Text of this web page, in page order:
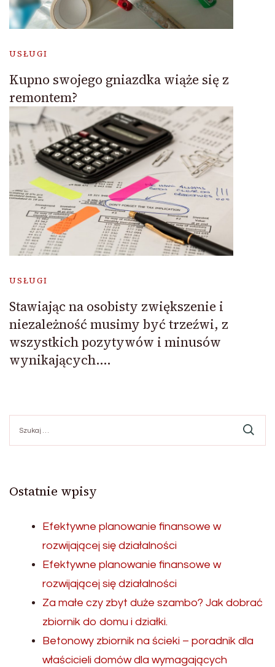
USŁUGI
Kupno swojego gniazdka wiąże się z
remontem?
USŁUGI
Stawiając na osobisty zwiększenie i
niezależność musimy być trzeźwi, z
wszystkich pozytywów i minusów
wynikających….
Ostatnie wpisy
Efektywne planowanie finansowe w
rozwijającej się działalności
Efektywne planowanie finansowe w
rozwijającej się działalności
Za małe czy zbyt duże szambo? Jak dobrać
zbiornik do domu i działki.
Betonowy zbiornik na ścieki – poradnik dla
właścicieli domów dla wymagających